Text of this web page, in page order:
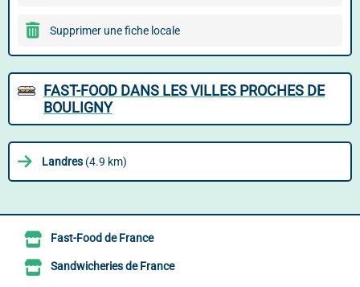
Supprimer une fiche locale
FAST-FOOD DANS LES VILLES PROCHES DE
BOULIGNY
Landres (4.9 km)
Fast-Food de France
Sandwicheries de France